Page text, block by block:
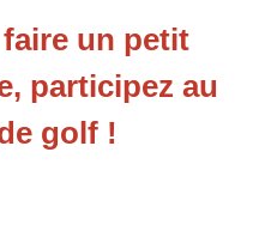
un petit
, participez au
golf !